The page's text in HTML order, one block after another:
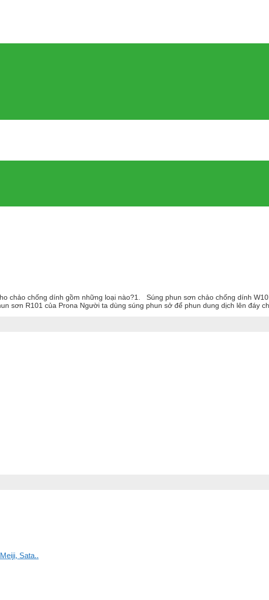
chảo chống dính gồm những loại nào?1. Súng phun sơn chảo chống dính
sơn R101 của Prona Người ta dùng súng phun sở để phun dung dịch lên đáy
Sata..